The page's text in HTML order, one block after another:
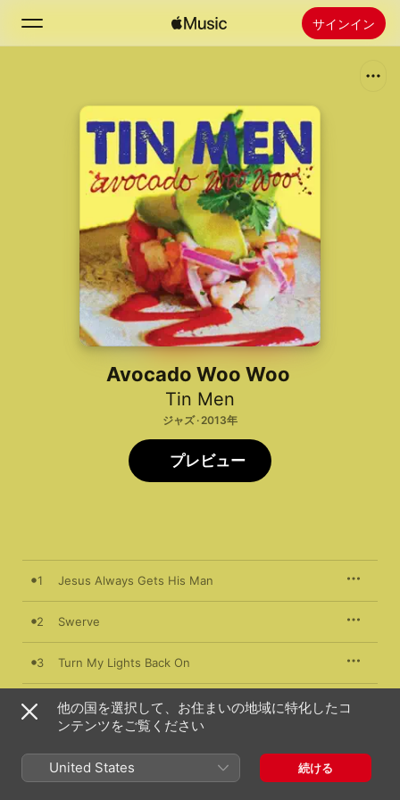
サインイン
新着おすすめ
Apple Musicをインストール
Avocado Woo Woo
Tin Men
ジャズ · 2013年
プレビュー
1 Jesus Always Gets His Man
2 Swerve
3 Turn My Lights Back On
4 What Tano-San Say
6 I Got a Guy
他の国を選択して、お住まいの地域に特化したコ
ンテンツをご覧ください
United States 続ける